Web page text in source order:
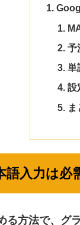
予
単
設
ま
語入力は必
る方法で、グ